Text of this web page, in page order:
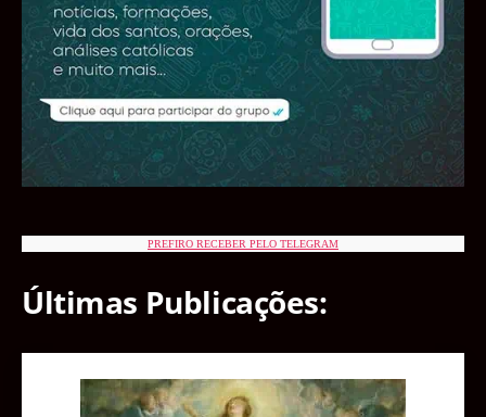
PREFIRO RECEBER PELO TELEGRAM
Últimas Publicações: